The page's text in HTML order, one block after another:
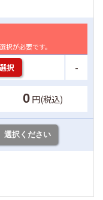
択が必要です。
択 -
0 円(税込)